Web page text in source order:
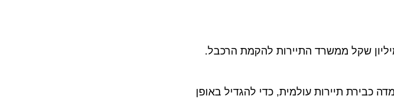
מאי 2018 את הצעתו של שר התיירות להקצות סכום של כ-200 מיליון שקל ממשרד התיירות להקמת הרכבל.
תיירות עולמית, כדי להגדיל באופן